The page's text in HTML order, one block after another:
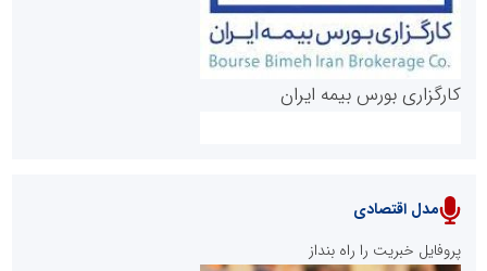
پایگاه خبری نهضت ملی مسکن
کارگزاری بورس بیمه ایران
مدل اقتصادی
پروفایل خبریت را راه بنداز